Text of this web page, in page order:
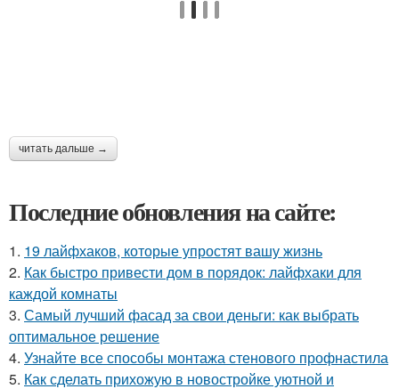
читать дальше →
Последние обновления на сайте:
1. 19 лайфхаков, которые упростят вашу жизнь
2. Как быстро привести дом в порядок: лайфхаки для
каждой комнаты
3. Самый лучший фасад за свои деньги: как выбрать
оптимальное решение
4. Узнайте все способы монтажа стенового профнастила
5. Как сделать прихожую в новостройке уютной и